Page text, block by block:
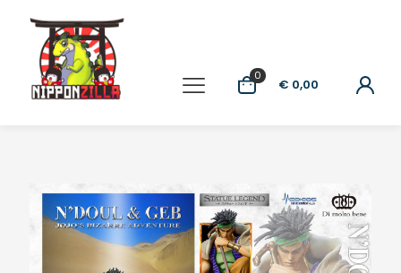
0
€ 0,00